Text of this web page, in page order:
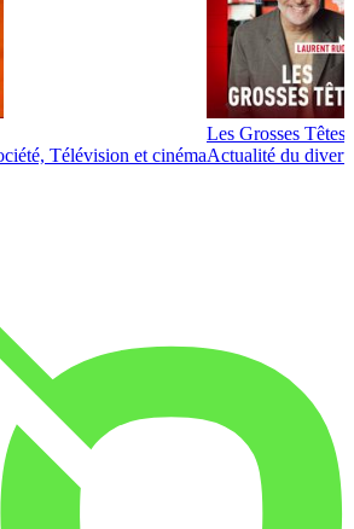
Télévision et cinéma
Les Grosses Têtes
Actualité du